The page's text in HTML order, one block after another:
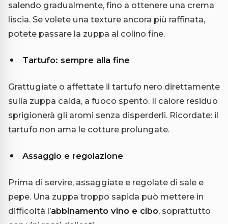
salendo gradualmente, fino a ottenere una crema
liscia. Se volete una texture ancora più raffinata,
potete passare la zuppa al colino fine.
Tartufo: sempre alla fine
Grattugiate o affettate il tartufo nero direttamente
sulla zuppa calda, a fuoco spento. Il calore residuo
sprigionerà gli aromi senza disperderli. Ricordate: il
tartufo non ama le cotture prolungate.
Assaggio e regolazione
Prima di servire, assaggiate e regolate di sale e
pepe. Una zuppa troppo sapida può mettere in
difficoltà l’abbinamento vino e cibo, soprattutto